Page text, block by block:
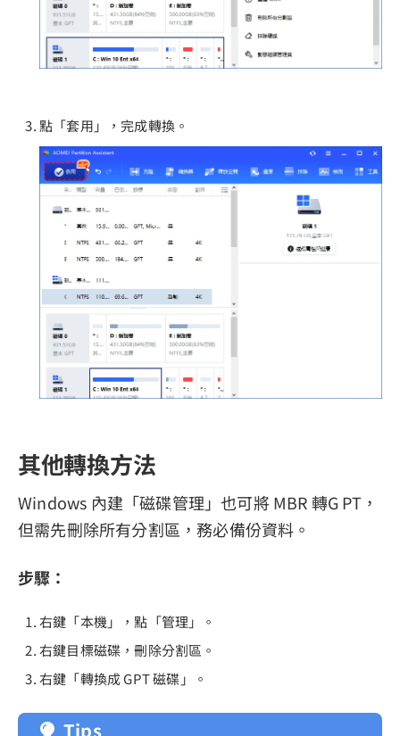
點「套用」，完成轉換。
其他轉換方法
Windows 內建「磁碟管理」也可將 MBR 轉G PT，
但需先刪除所有分割區，務必備份資料。
步驟：
右鍵「本機」，點「管理」。
右鍵目標磁碟，刪除分割區。
右鍵「轉換成 GPT 磁碟」。
Tips